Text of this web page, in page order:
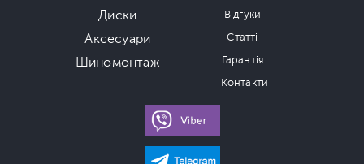
Диски
Аксесуари
Шиномонтаж
Відгуки
Статті
Гарантія
Контакти